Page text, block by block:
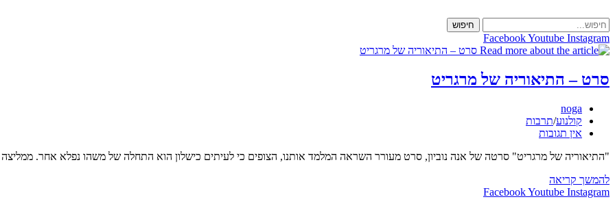
to
content
חיפוש
FacebookYoutube Instagram
סרט – התיאוריה של מרגריט
מחבר:
noga
קטגוריה:
קולנוע/תרבות
תגובות:
אין תגובות
"התיאוריה של מרגריט" סרטה של אנה נוביון, סרט מעורר השראה המלמד אותנו, הצופים כי לעיתים כישלון הוא התחלה של משהו נפלא אחר.
להמשך קריאהסרט
–
FacebookYoutube Instagram